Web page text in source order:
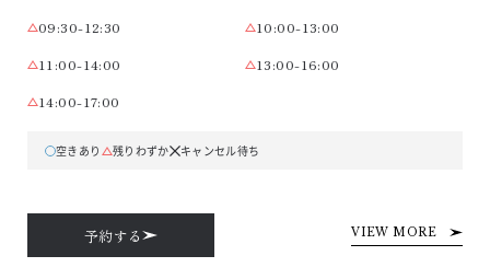
09:30-12:30
10:00-13:00
11:00-14:00
13:00-16:00
14:00-17:00
空きあり 残りわずか キャンセル待ち
予約する VIEW MORE